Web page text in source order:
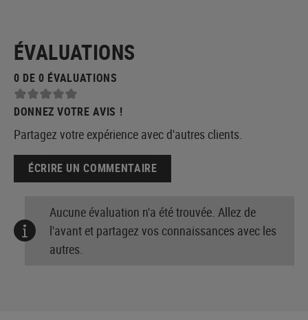
ÉVALUATIONS
0 DE 0 ÉVALUATIONS
DONNEZ VOTRE AVIS !
Partagez votre expérience avec d'autres clients.
ÉCRIRE UN COMMENTAIRE
Aucune évaluation n'a été trouvée. Allez de
l'avant et partagez vos connaissances avec les
autres.